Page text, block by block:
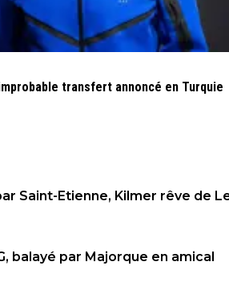
transfert annoncé en Turquie
Saint-Etienne, Kilmer rêve de
balayé par Majorque en amical